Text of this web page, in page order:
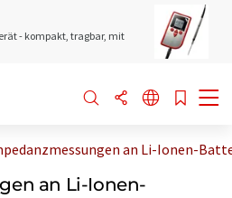
- kompakt, tragbar, mit
an Li-Ionen-
an Li-Ionen-